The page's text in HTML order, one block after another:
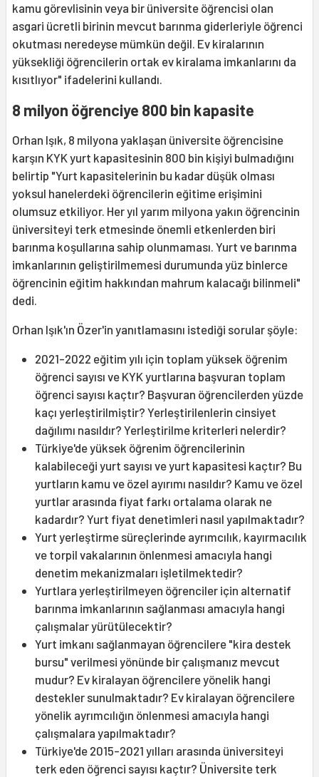
kamu görevlisinin veya bir üniversite öğrencisi olan
asgari ücretli birinin mevcut barınma giderleriyle öğrenci
okutması neredeyse mümkün değil. Ev kiralarının
yüksekliği öğrencilerin ortak ev kiralama imkanlarını da
kısıtlıyor" ifadelerini kullandı.
8 milyon öğrenciye 800 bin kapasite
Orhan Işık, 8 milyona yaklaşan üniversite öğrencisine
karşın KYK yurt kapasitesinin 800 bin kişiyi bulmadığını
belirtip "Yurt kapasitelerinin bu kadar düşük olması
yoksul hanelerdeki öğrencilerin eğitime erişimini
olumsuz etkiliyor. Her yıl yarım milyona yakın öğrencinin
üniversiteyi terk etmesinde önemli etkenlerden biri
barınma koşullarına sahip olunmaması. Yurt ve barınma
imkanlarının geliştirilmemesi durumunda yüz binlerce
öğrencinin eğitim hakkından mahrum kalacağı bilinmeli"
dedi.
Orhan Işık'ın Özer'in yanıtlamasını istediği sorular şöyle:
2021-2022 eğitim yılı için toplam yüksek öğrenim
öğrenci sayısı ve KYK yurtlarına başvuran toplam
öğrenci sayısı kaçtır? Başvuran öğrencilerden yüzde
kaçı yerleştirilmiştir? Yerleştirilenlerin cinsiyet
dağılımı nasıldır? Yerleştirilme kriterleri nelerdir?
Türkiye'de yüksek öğrenim öğrencilerinin
kalabileceği yurt sayısı ve yurt kapasitesi kaçtır? Bu
yurtların kamu ve özel ayırımı nasıldır? Kamu ve özel
yurtlar arasında fiyat farkı ortalama olarak ne
kadardır? Yurt fiyat denetimleri nasıl yapılmaktadır?
Yurt yerleştirme süreçlerinde ayrımcılık, kayırmacılık
ve torpil vakalarının önlenmesi amacıyla hangi
denetim mekanizmaları işletilmektedir?
Yurtlara yerleştirilmeyen öğrenciler için alternatif
barınma imkanlarının sağlanması amacıyla hangi
çalışmalar yürütülecektir?
Yurt imkanı sağlanmayan öğrencilere "kira destek
bursu" verilmesi yönünde bir çalışmanız mevcut
mudur? Ev kiralayan öğrencilere yönelik hangi
destekler sunulmaktadır? Ev kiralayan öğrencilere
yönelik ayrımcılığın önlenmesi amacıyla hangi
çalışmalara yapılmaktadır?
Türkiye'de 2015-2021 yılları arasında üniversiteyi
terk eden öğrenci sayısı kaçtır? Üniversite terk